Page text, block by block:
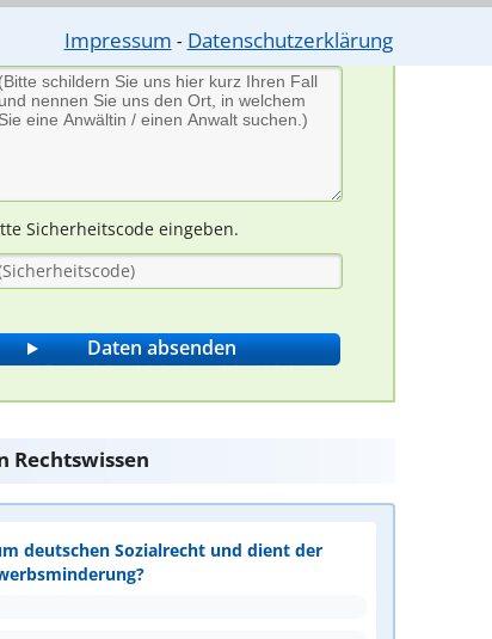
Impressum ⁃ Datenschutzerklärung
Sicherheitscode eingeben.
Rechtswissen
deutschen Sozialrecht und dient der